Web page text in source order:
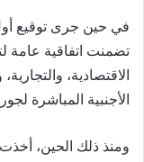
تضمنت اتفاقية عامة
الاقتصادية،
الأجنبية المباشرة لجورجيا من
ومنذ ذلك الحين، أخذت